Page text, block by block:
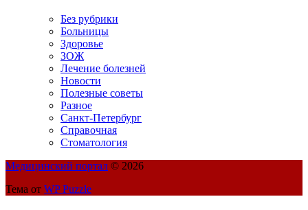
Без рубрики
Больницы
Здоровье
ЗОЖ
Лечение болезней
Новости
Полезные советы
Разное
Санкт-Петербург
Справочная
Стоматология
Медицинский портал © 2026
Тема от WP Puzzle